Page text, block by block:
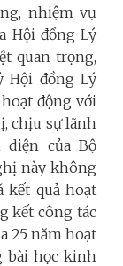
nhiệm vụ
Hội đồng Lý
quan trọng,
Hội đồng Lý
động với
chịu sự lãnh
diện của Bộ
này không
kết quả hoạt
kết công tác
25 năm hoạt
bài học kinh